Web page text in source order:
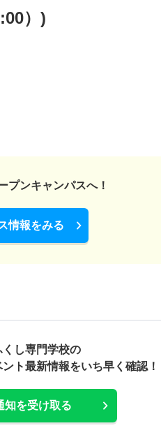
）)
プンキャンパスへ！
情報をみる
し専門学校の
ント最新情報をいち早く確認！
知を受け取る